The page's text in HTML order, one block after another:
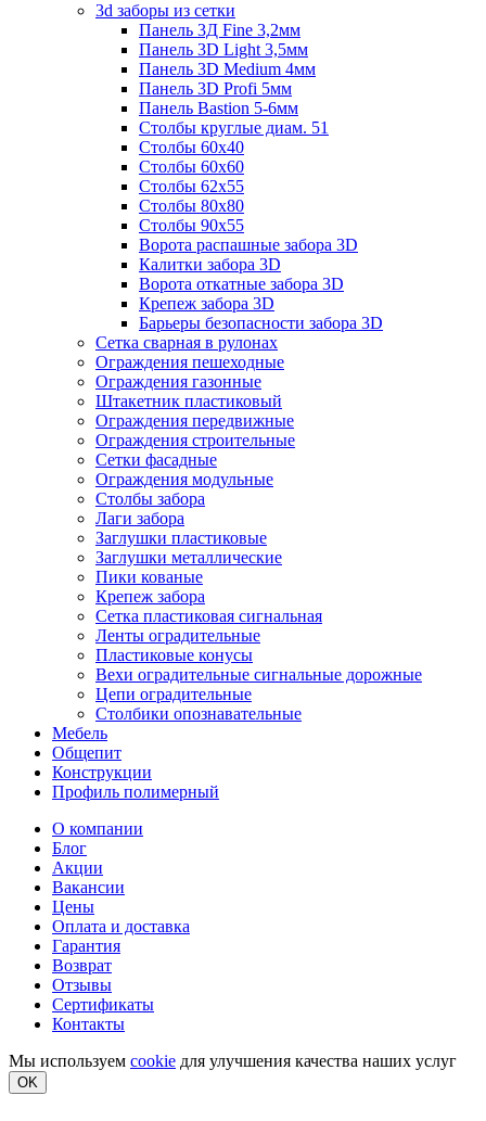
3d заборы из сетки
Панель 3Д Fine 3,2мм
Панель 3D Light 3,5мм
Панель 3D Medium 4мм
Панель 3D Profi 5мм
Панель Bastion 5-6мм
Столбы круглые диам. 51
Столбы 60х40
Столбы 60х60
Столбы 62х55
Столбы 80х80
Столбы 90х55
Ворота распашные забора 3D
Калитки забора 3D
Ворота откатные забора 3D
Крепеж забора 3D
Барьеры безопасности забора 3D
Сетка сварная в рулонах
Ограждения пешеходные
Ограждения газонные
Штакетник пластиковый
Ограждения передвижные
Ограждения строительные
Сетки фасадные
Ограждения модульные
Столбы забора
Лаги забора
Заглушки пластиковые
Заглушки металлические
Пики кованые
Крепеж забора
Сетка пластиковая сигнальная
Ленты оградительные
Пластиковые конусы
Вехи оградительные сигнальные дорожные
Цепи оградительные
Столбики опознавательные
Мебель
Общепит
Конструкции
Профиль полимерный
О компании
Блог
Акции
Вакансии
Цены
Оплата и доставка
Гарантия
Возврат
Отзывы
Сертификаты
Контакты
Мы используем cookie для улучшения качества наших услуг
OK